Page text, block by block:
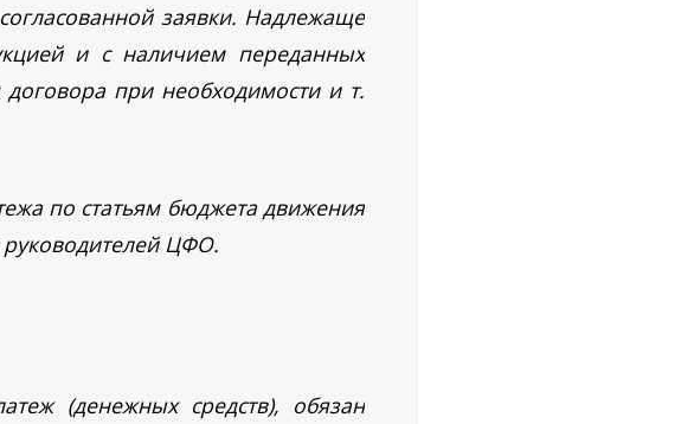
заявки. Надлежаще
и с наличием переданных
при необходимости и т.
по статьям бюджета движения
ЦФО.
(денежных средств), обязан